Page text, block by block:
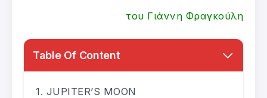
του Γιάννη Φραγκούλη
Table Of Content
JUPITER’S MOON